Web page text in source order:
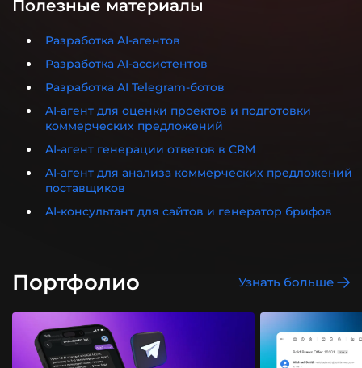
Полезные материалы
Разработка AI-агентов
Разработка AI-ассистентов
Разработка AI Telegram-ботов
AI-агент для оценки проектов и подготовки
коммерческих предложений
AI-агент генерации ответов в CRM
AI-агент для анализа коммерческих предложений
поставщиков
AI-консультант для сайтов и генератор брифов
Портфолио Узнать больше